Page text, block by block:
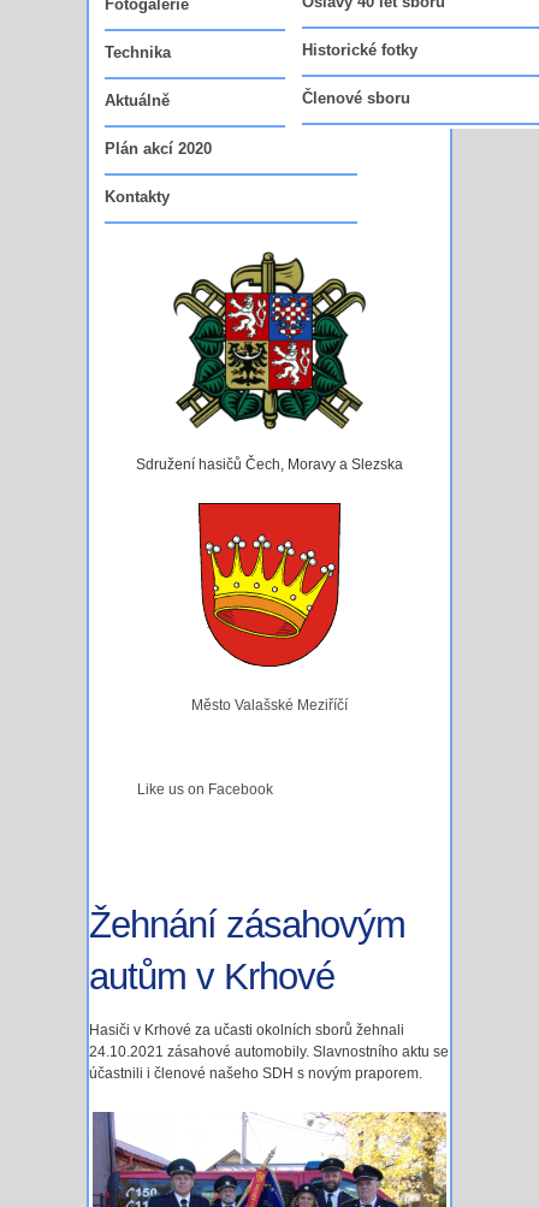
Vedoucí funkcionáři sboru
Fotogalerie
Historické fotky
Členové sboru
Technika
Aktuálně
Plán akcí 2020
Kontakty
Sdružení hasičů Čech, Moravy a Slezska
Město Valašské Meziříčí
Like us on Facebook
Žehnání zásahovým
autům v Krhové
Hasiči v Krhové za učasti okolních sborů žehnali
24.10.2021 zásahové automobily. Slavnostního aktu se
účastnili i členové našeho SDH s novým praporem.